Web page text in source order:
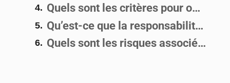
Quels sont les critères pour obtenir une garantie de passif ?
Qu’est-ce que la responsabilité du garant en cas de garantie de passif ?
Quels sont les risques associés à une garantie de passif ?